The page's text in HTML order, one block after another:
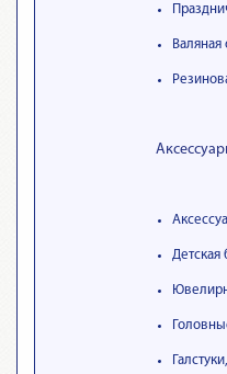
Валяная
Детская